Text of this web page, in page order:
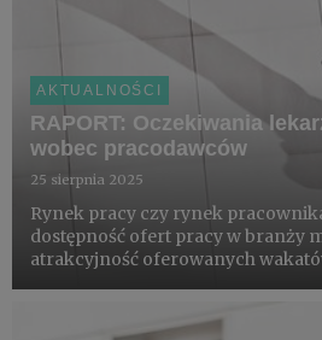
AKTUALNOŚCI
RAPORT: Oczekiwania
wobec pracodawców
25 sierpnia 2025
Rynek pracy czy rynek
dostępność ofert pracy w branży
atrakcyjność oferowanych
zmianę miejsca zatrudnienia i na
ważni są pacjenci?